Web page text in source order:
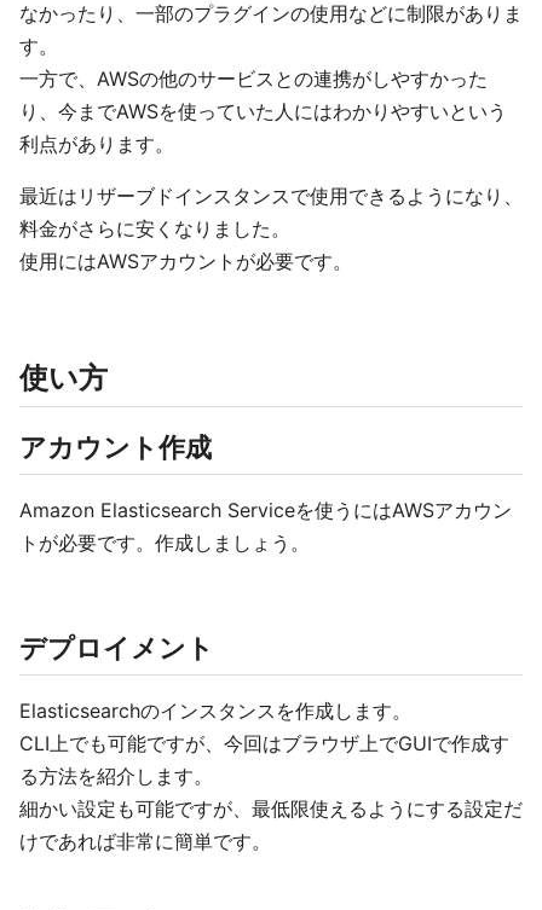
なかったり、一部のプラグインの使用などに制限がありま
す。
一方で、AWSの他のサービスとの連携がしやすかった
り、今までAWSを使っていた人にはわかりやすいという
利点があります。
最近はリザーブドインスタンスで使用できるようになり、
料金がさらに安くなりました。
使用にはAWSアカウントが必要です。
使い方
アカウント作成
Amazon Elasticsearch Serviceを使うにはAWSアカウン
トが必要です。作成しましょう。
デプロイメント
Elasticsearchのインスタンスを作成します。
CLI上でも可能ですが、今回はブラウザ上でGUIで作成す
る方法を紹介します。
細かい設定も可能ですが、最低限使えるようにする設定だ
けであれば非常に簡単です。